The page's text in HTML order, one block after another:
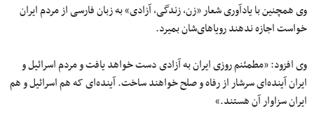
وی همچنین با یادآوری شعار «زن، زندگی، آزادی» به زبان فارسی از مردم ایران
خواست اجازه ندهند رویاهای‌شان بمیرد.
وى افزود: «مطمئنم روزی ایران به آزادی دست خواهد یافت و مردم اسرائیل و
ایران آینده‌ای سرشار از رفاه و صلح خواهند ساخت. آینده‌ای که هم اسرائیل و هم
ایران سزاوار آن هستند.»